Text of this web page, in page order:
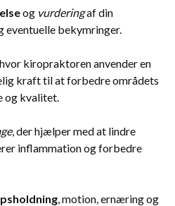
og vurderingaf din
eventuelle bekymringer.
kiropraktoren anvender en
kraft til at forbedre områdets
og kvalitet.
, der hjælper med at lindre
inflammation og forbedre
, motion, ernæring og